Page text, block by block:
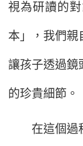
視為研讀的
本」，我們親
讓孩子透過鏡
的珍貴細節。
在這個過程